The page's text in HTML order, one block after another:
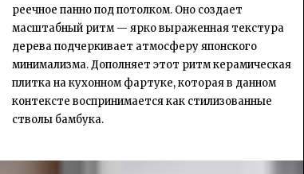
реечное панно под потолком. Оно создает
масштабный ритм — ярко выраженная текстура
дерева подчеркивает атмосферу японского
минимализма. Дополняет этот ритм керамическая
плитка на кухонном фартуке, которая в данном
контексте воспринимается как стилизованные
стволы бамбука.